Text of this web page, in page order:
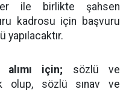
ile birlikte şahsen
kadrosu için başvuru
yapılacaktır.
alımı için; sözlü ve
olup, sözlü sınav ve